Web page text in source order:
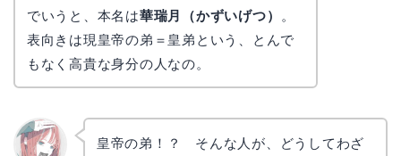
でいうと、本名は華瑞月（かずいげつ）
。
表向きは現皇帝の弟＝皇弟という、とんで
もなく高貴な身分の人なの。
皇帝の弟！？ そんな人が、どうしてわざ